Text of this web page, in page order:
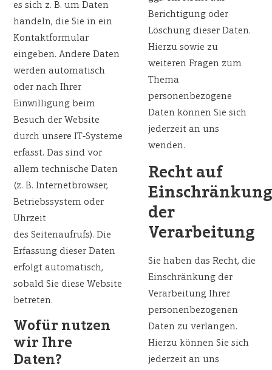
es sich z. B. um Daten
handeln, die Sie in ein
Kontaktformular
eingeben. Andere Daten
werden automatisch
oder nach Ihrer
Einwilligung beim
Besuch der Website
durch unsere IT-Systeme
erfasst. Das sind vor
allem technische Daten
(z. B. Internetbrowser,
Betriebssystem oder
Uhrzeit
des Seitenaufrufs). Die
Erfassung dieser Daten
erfolgt automatisch,
sobald Sie diese Website
betreten.
Wofür nutzen
wir Ihre
Daten?
Berichtigung oder
Löschung dieser Daten.
Hierzu sowie zu
weiteren Fragen zum
Thema
personenbezogene
Daten können Sie sich
jederzeit an uns
wenden.
Recht auf
Einschränkung
der
Verarbeitung
Sie haben das Recht, die
Einschränkung der
Verarbeitung Ihrer
personenbezogenen
Daten zu verlangen.
Hierzu können Sie sich
jederzeit an uns